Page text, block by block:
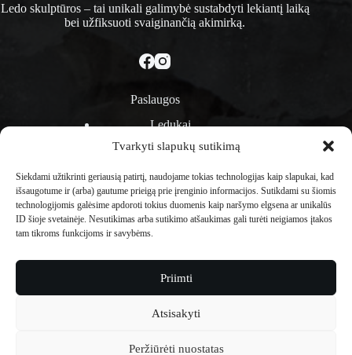
Tvarkyti slapukų sutikimą
Siekdami užtikrinti geriausią patirtį, naudojame tokias technologijas kaip slapukai, kad
išsaugotume ir (arba) gautume prieigą prie įrenginio informacijos. Sutikdami su šiomis
technologijomis galėsime apdoroti tokius duomenis kaip naršymo elgsena ar unikalūs
ID šioje svetainėje. Nesutikimas arba sutikimo atšaukimas gali turėti neigiamos įtakos
tam tikroms funkcijoms ir savybėms.
Priimti
Atsisakyti
Peržiūrėti nuostatas
Ledo skulptūros – tai unikali galimybė sustabdyti lekiantį laiką
bei užfiksuoti svaiginančią akimirką.
Paslaugos
Ledukai
Ledinės rožės
Ledo barai
Ledo dirbtuvės
Ledo skulptūra
Ledo bloke užšaldyti objektai
Kontaktai
Slapukų politika